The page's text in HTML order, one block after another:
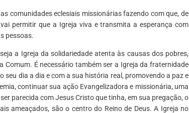
comunidades eclesiais missionárias fazendo com que, de
permitir que a Igreja viva e transmita a esperança com
pessoas.
a Igreja da solidariedade atenta às causas dos pobres,
É necessário também ser a Igreja da fraternidade
dia a dia e com a sua história real, promovendo a paz e
continuar sua ação Evangelizadora e missionária, uma
parecida com Jesus Cristo que tinha, em sua pregação, o
ameaçados, são o centro do Reino de Deus. A Igreja no